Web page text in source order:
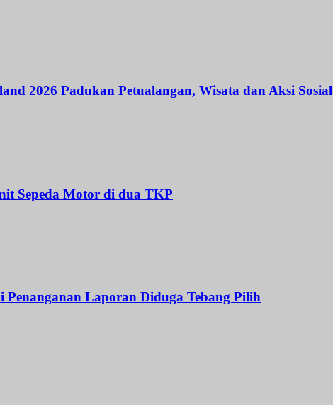
2026 Padukan Petualangan, Wisata dan Aksi Sosial
Sepeda Motor di dua TKP
Laporan Diduga Tebang Pilih